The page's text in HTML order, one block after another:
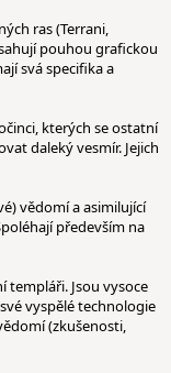
ras (Terrani,
pouhou grafickou
svá specifika a
kterých se ostatní
daleký vesmír. Jejich
vědomí a asimilující
především na
templáři. Jsou vysoce
vyspělé technologie
(zkušenosti,